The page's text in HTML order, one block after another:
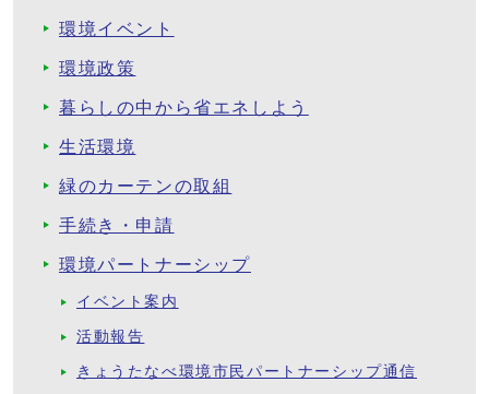
環境イベント
環境政策
暮らしの中から省エネしよう
生活環境
緑のカーテンの取組
手続き・申請
環境パートナーシップ
イベント案内
活動報告
きょうたなべ環境市民パートナーシップ通信